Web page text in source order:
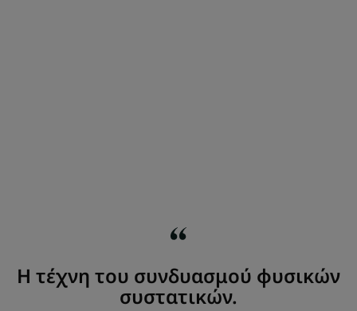
Η τέχνη του συνδυασμού φυσικών
συστατικών.